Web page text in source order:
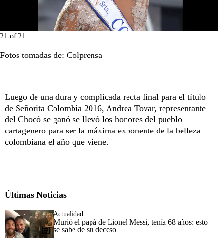
21 of 21
Fotos tomadas de: Colprensa
Luego de una dura y complicada recta final para el título
de Señorita Colombia 2016, Andrea Tovar, representante
del Chocó se ganó se llevó los honores del pueblo
cartagenero para ser la máxima exponente de la belleza
colombiana el año que viene.
Últimas Noticias
Actualidad
Murió el papá de Lionel Messi, tenía 68 años: esto
se sabe de su deceso